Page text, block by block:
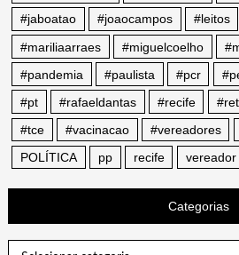
#jaboatao
#joaocampos #leitos
#mariliaarraes
#miguelcoelho
#pandemia
#paulista #pcr
#pt
#rafaeldantas #recife
#tce
#vacinacao #vereadores
POLÍTICA
pp recife vereador
Categorias